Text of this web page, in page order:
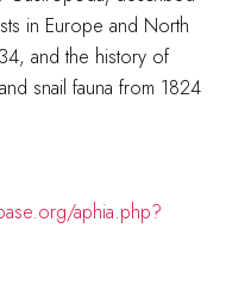
in Europe and North
and the history of
snail fauna from 1824
aphia.php?